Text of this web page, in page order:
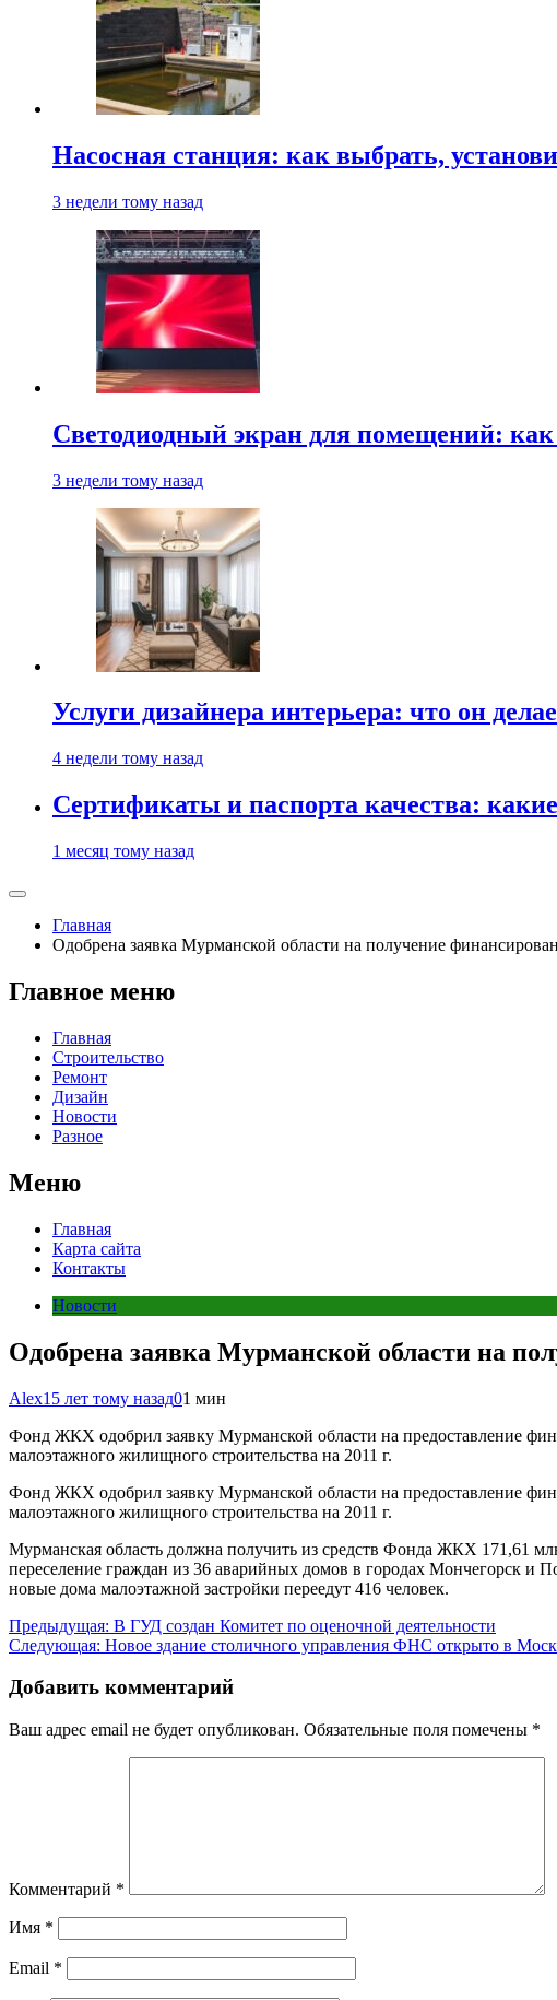
Насосная станция: как выбрать,
3 недели тому назад
Светодиодный экран для помещений:
3 недели тому назад
Услуги дизайнера интерьера: что он
4 недели тому назад
Сертификаты и паспорта качества:
1 месяц тому назад
Главная
Одобрена заявка Мурманской области на получение
Главное меню
Главная
Строительство
Ремонт
Дизайн
Новости
Разное
Меню
Главная
Карта сайта
Контакты
Новости
Одобрена заявка Мурманской области на
Alex15 лет тому назад01 мин
Фонд ЖКХ одобрил заявку Мурманской области на предоставление
малоэтажного жилищного строительства на 2011 г.
Фонд ЖКХ одобрил заявку Мурманской области на предоставление
малоэтажного жилищного строительства на 2011 г.
Мурманская область должна получить из средств Фонда ЖКХ 171,61
переселение граждан из 36 аварийных домов в городах Мончегорск и
новые дома малоэтажной застройки переедут 416 человек.
Навигация
по
записям
Предыдущая: В ГУД создан Комитет по оценочной деятельности
Следующая: Новое здание столичного управления ФНС открыто в
Добавить комментарий
Ваш адрес email не будет опубликован. Обязательные поля помечены *
Комментарий *
Имя *
Email *